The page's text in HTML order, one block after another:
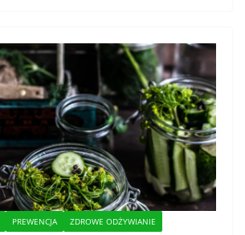
PREWENCJA ZDROWE ODŻYWIANIE